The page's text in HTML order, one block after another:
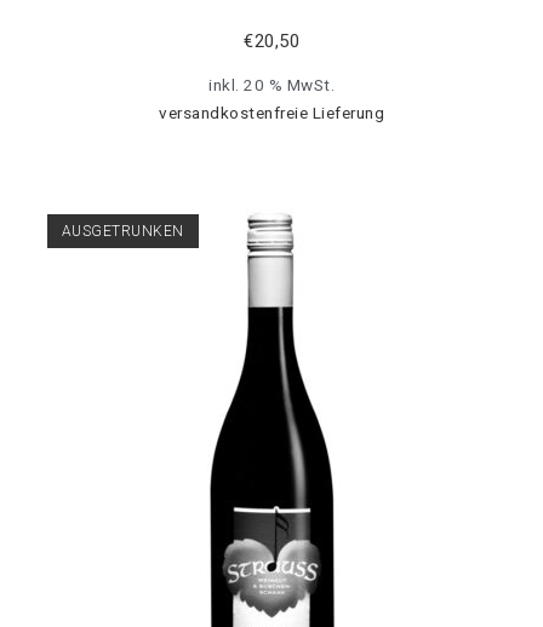
€20,50
inkl. 20 % MwSt.
versandkostenfreie Lieferung
AUSGETRUNKEN